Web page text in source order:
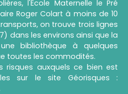
l'École Maternelle le Pré
Roger Colart à moins de 10
on trouve trois lignes
dans les environs ainsi que la
bibliothèque à quelques
toutes les commodités.
risques auxquels ce bien est
sur le site Géorisques :